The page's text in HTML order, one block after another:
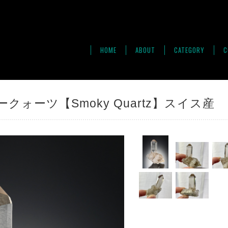
HOME ABOUT CATEGORY
ォーツ【Smoky Quartz】スイス産